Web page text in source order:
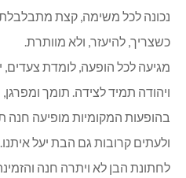
נכונה לכל משימה, קצת
כשצריך, להיעזר, ולא מוותרת.
מגיעה לכל הופעה, לומדת צעדים,
ויהודה תמיד לצידה. תומך ומפרגן,
בהופעות המקומיות מופיעה חנה
ולעתים קרובות גם הבת יעל איתנו.
לחתונת הבן לא ויתרה חנה